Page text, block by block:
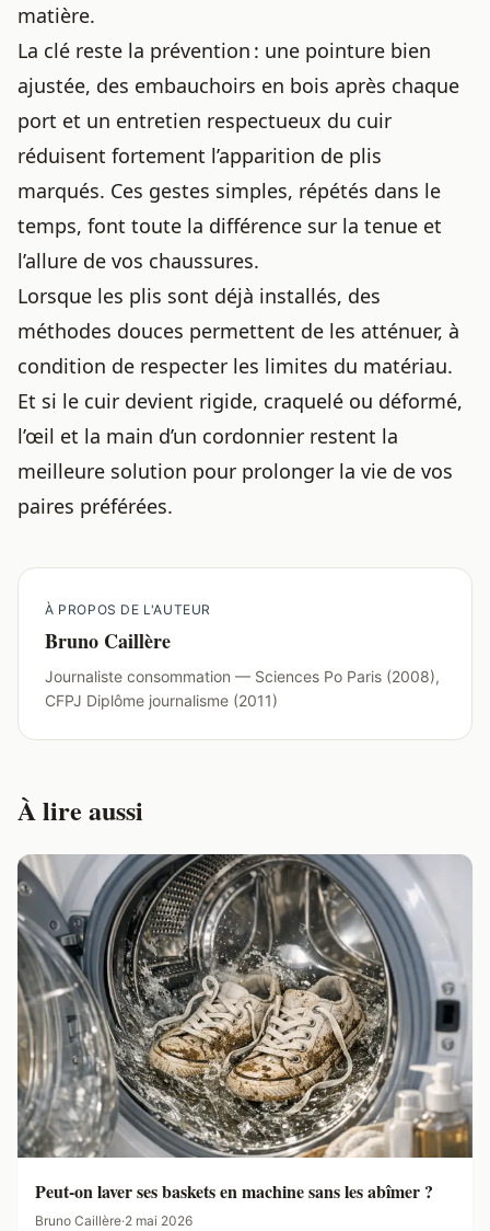
matière.
La clé reste la prévention : une pointure bien
ajustée, des embauchoirs en bois après chaque
port et un entretien respectueux du cuir
réduisent fortement l’apparition de plis
marqués. Ces gestes simples, répétés dans le
temps, font toute la différence sur la tenue et
l’allure de vos chaussures.
Lorsque les plis sont déjà installés, des
méthodes douces permettent de les atténuer, à
condition de respecter les limites du matériau.
Et si le cuir devient rigide, craquelé ou déformé,
l’œil et la main d’un cordonnier restent la
meilleure solution pour prolonger la vie de vos
paires préférées.
À PROPOS DE L'AUTEUR
Bruno Caillère
Journaliste consommation — Sciences Po Paris (2008),
CFPJ Diplôme journalisme (2011)
À lire aussi
Peut-on laver ses baskets en machine sans les abîmer ?
Bruno Caillère·2 mai 2026